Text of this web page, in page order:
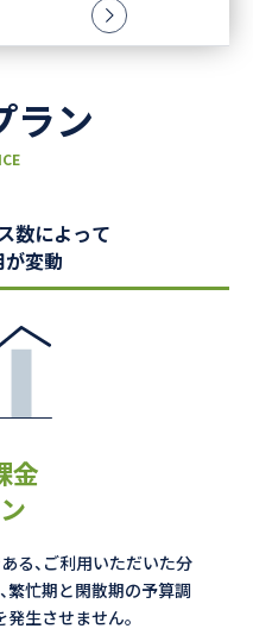
ラン
数によって
変動
金
る、ご利用いただいた分
繁忙期と閑散期の予算調
生させません。